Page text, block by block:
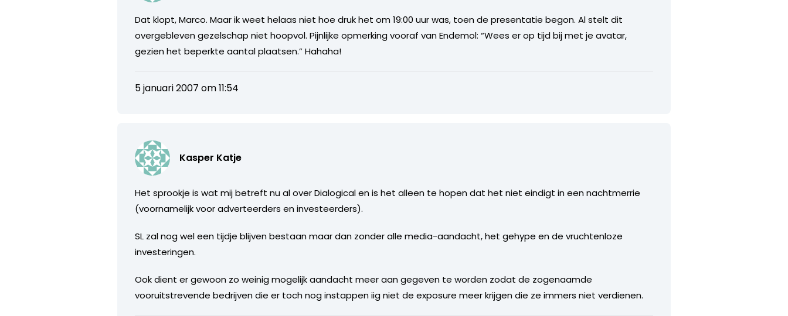
Dat klopt, Marco. Maar ik weet helaas niet hoe druk het om 19:00 uur was, toen de presentatie begon. Al stelt dit
overgebleven gezelschap niet hoopvol. Pijnlijke opmerking vooraf van Endemol: “Wees er op tijd bij met je avatar,
gezien het beperkte aantal plaatsen.” Hahaha!
5 januari 2007 om 11:54
Kasper Katje
Het sprookje is wat mij betreft nu al over Dialogical en is het alleen te hopen dat het niet eindigt in een nachtmerrie
(voornamelijk voor adverteerders en investeerders).
SL zal nog wel een tijdje blijven bestaan maar dan zonder alle media-aandacht, het gehype en de vruchtenloze
investeringen.
Ook dient er gewoon zo weinig mogelijk aandacht meer aan gegeven te worden zodat de zogenaamde
vooruitstrevende bedrijven die er toch nog instappen iig niet de exposure meer krijgen die ze immers niet verdienen.